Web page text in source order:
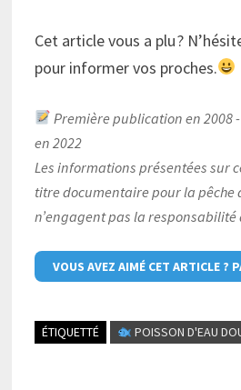
Cet article vous a plu ?
pour informer vos proches.
Première publication en 2008
en 2022
Les informations présentées sur
titre documentaire pour la pêche
n’engagent pas la responsabilité
VOUS AVEZ AIMÉ CET ARTICLE ?
ÉTIQUETTÉ POISSON D'EAU